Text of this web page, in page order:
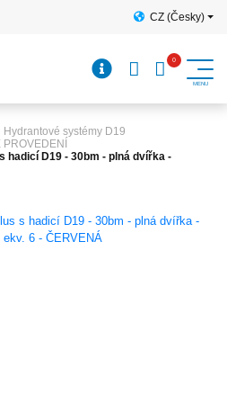
CZ (Česky)
Hydrantové systémy D19
hadicí D19 - 30bm - plná dvířka -